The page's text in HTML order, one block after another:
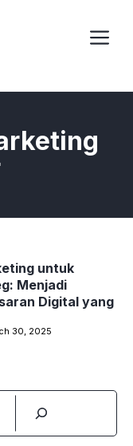
untuk
Menjadi
Digital yang
30, 2025